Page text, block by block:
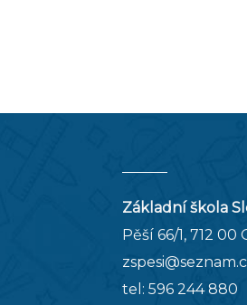
Základní škola
Pěší 66/1, 712
tel: 596 244 880